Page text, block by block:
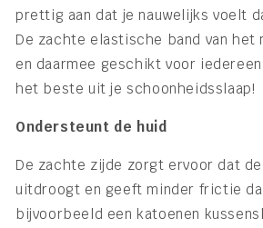
prettig aan dat je nauwelijks voelt
De zachte elastische band van het
en daarmee geschikt voor
het beste uit je schoonheidsslaap!
Ondersteunt de huid
De zachte zijde zorgt ervoor dat
uitdroogt en geeft minder frictie
bijvoorbeeld een katoenen